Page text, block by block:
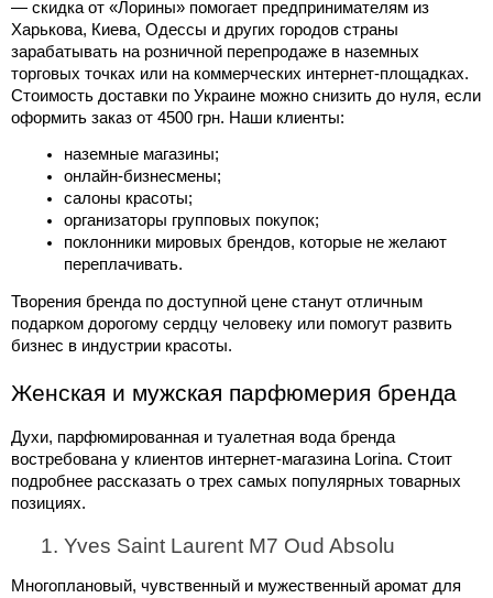
Харькова, Киева, Одессы и других городов страны
зарабатывать на розничной перепродаже в наземных
торговых точках или на коммерческих интернет-площадках.
Стоимость доставки по Украине можно снизить до нуля, если
оформить заказ от 4500 грн. Наши клиенты:
наземные магазины;
онлайн-бизнесмены;
салоны красоты;
организаторы групповых покупок;
поклонники мировых брендов, которые не желают
переплачивать.
Творения бренда по доступной цене станут отличным
подарком дорогому сердцу человеку или помогут развить
бизнес в индустрии красоты.
Женская и мужская парфюмерия бренда
Духи, парфюмированная и туалетная вода бренда
востребована у клиентов интернет-магазина Lorina. Стоит
подробнее рассказать о трех самых популярных товарных
позициях.
Yves Saint Laurent M7 Oud Absolu
Многоплановый, чувственный и мужественный аромат для